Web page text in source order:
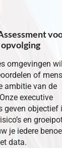
omgevingen
of
ambitie van de
executive
geven objectief
en
je iedere
data.